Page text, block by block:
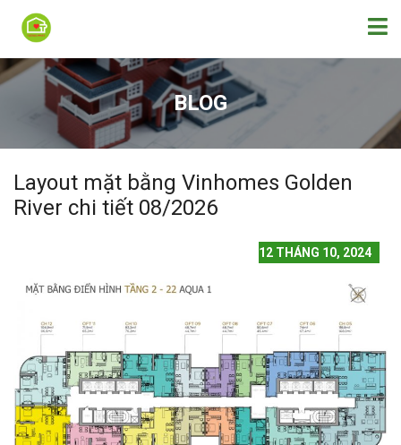
BLOG
Layout mặt bằng Vinhomes Golden
River chi tiết 08/2026
12 THÁNG 10, 2024